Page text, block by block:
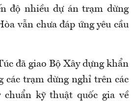
độ nhiều dự án trạm dừng
vẫn chưa đáp ứng yêu cầu
đã giao Bộ Xây dựng khẩn
các trạm dừng nghỉ trên các
chuẩn kỹ thuật quốc gia về